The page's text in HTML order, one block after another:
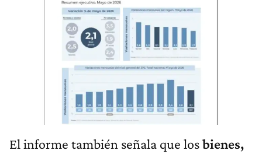
El informe también señala que losbienes,